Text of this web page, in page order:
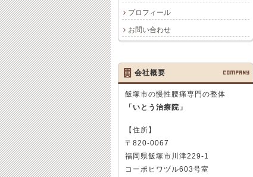
プロフィール
お問い合わせ
会社概要 COMPANY
飯塚市の慢性腰痛専門の整体
「いとう治療院」
【住所】
〒820-0067
福岡県飯塚市川津229-1
コーポヒワヅル603号室